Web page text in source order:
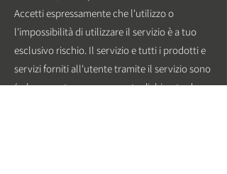
Accetti espressamente che l'utilizzo o
l'impossibilità di utilizzare il servizio è a tuo
esclusivo rischio. Il servizio e tutti i prodotti e
servizi forniti all'utente tramite il servizio sono
(salvo quanto espressamente dichiarato da